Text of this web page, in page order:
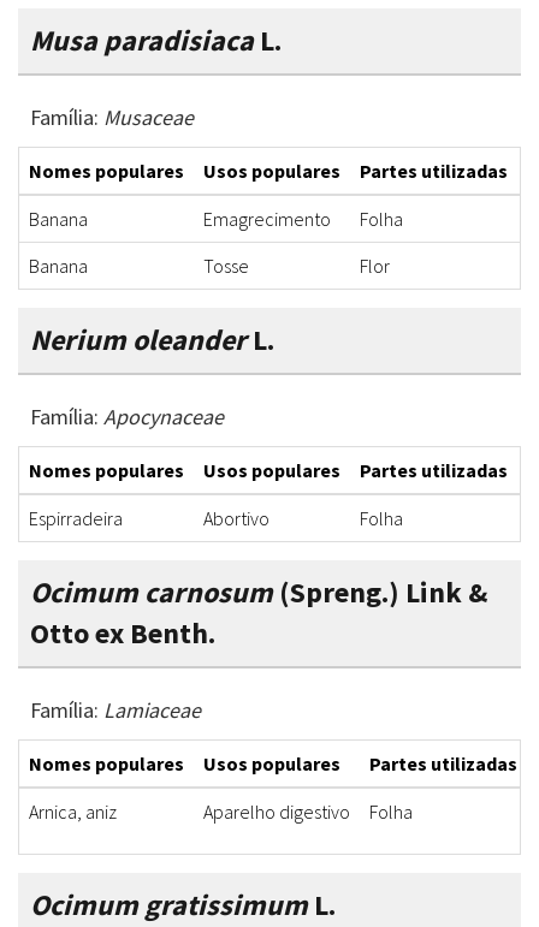
Musa paradisiacaL.
Família: Musaceae
Nomes populares Usos populares Partes utilizadas
Banana
Emagrecimento Folha
Banana
Tosse Flor
Nerium oleanderL.
Família: Apocynaceae
Nomes populares Usos populares Partes utilizadas
Espirradeira
Abortivo Folha
Ocimum carnosum(Spreng.) Link &
Otto ex Benth.
Família: Lamiaceae
Nomes populares Usos populares Partes utilizadas
Arnica, aniz
Aparelho digestivo Folha
Ocimum gratissimumL.